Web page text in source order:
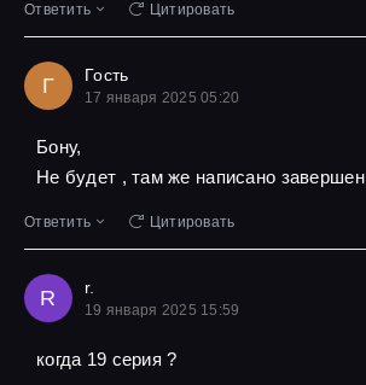
Ответить Цитировать
Г Гость
17 января 2025 05:20
Бону,
Не будет , там же написано завершен
Ответить Цитировать
R r.
19 января 2025 15:59
когда 19 серия ?